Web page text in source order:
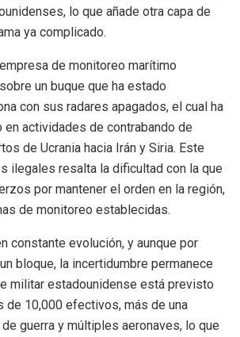
lo que añade otra capa de
ya complicado.
de monitoreo marítimo
un buque que ha estado
con sus radares apagados, el cual ha
en actividades de contrabando de
de Ucrania hacia Irán y Siria. Este
ilegales resalta la dificultad con la que
por mantener el orden en la región,
de monitoreo establecidas.
constante evolución, y aunque por
bloque, la incertidumbre permanece
militar estadounidense está previsto
de 10,000 efectivos, más de una
guerra y múltiples aeronaves, lo que